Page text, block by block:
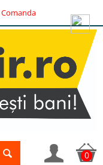
0